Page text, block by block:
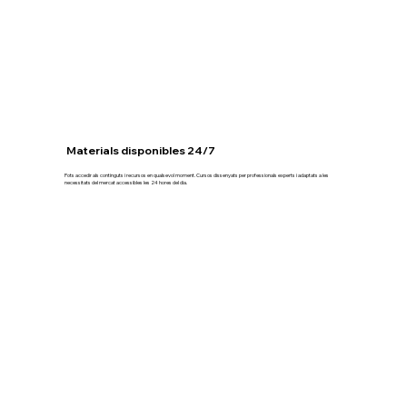
Materials disponibles 24/7
Pots accedir als continguts i recursos en qualsevol moment. Cursos dissenyats per professionals experts i adaptats a les
necessitats del mercat accessibles les 24 hores del dia.